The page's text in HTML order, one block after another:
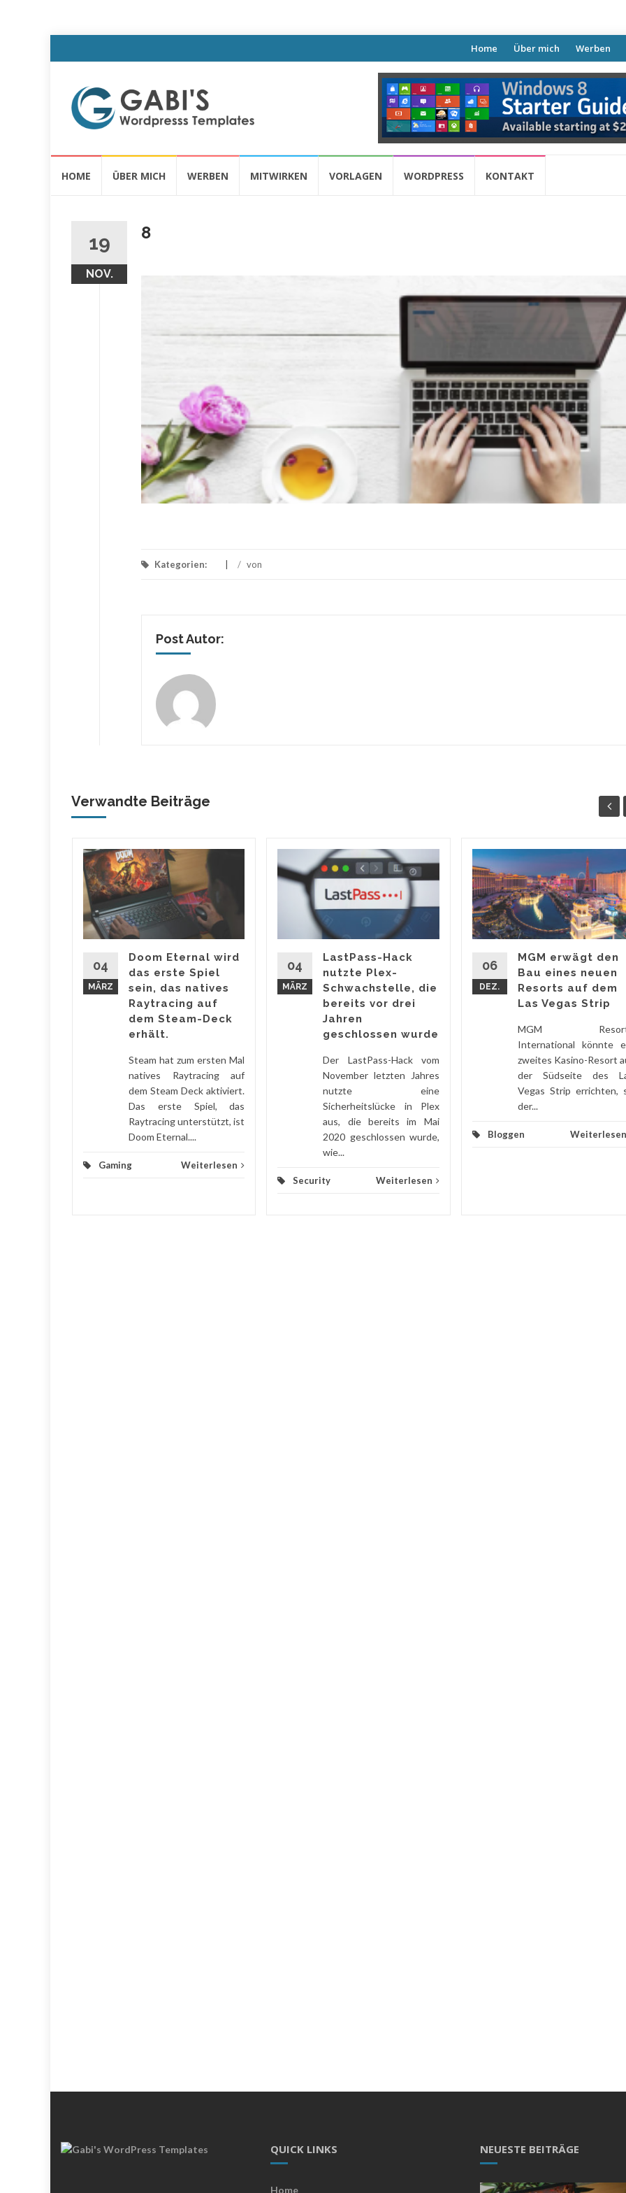
Skip
to
content
Home Über mich Werben
HOME ÜBER MICH WERBEN MITWIRKEN VORLAGEN WORDPRESS KONTAKT
19
NOV.
8
Kategorien: / von
Post Autor:
Verwandte Beiträge
04
MÄRZ
Doom Eternal wird
das erste Spiel
sein, das natives
Raytracing auf
dem Steam-Deck
erhält.
Steam hat zum ersten Mal
natives Raytracing auf
dem Steam Deck aktiviert.
Das erste Spiel, das
Raytracing unterstützt, ist
Doom Eternal....
Gaming Weiterlesen
04
MÄRZ
LastPass-Hack
nutzte Plex-
Schwachstelle, die
bereits vor drei
Jahren
geschlossen wurde
Der LastPass-Hack vom
November letzten Jahres
nutzte eine
Sicherheitslücke in Plex
aus, die bereits im Mai
2020 geschlossen wurde,
wie...
Security Weiterlesen
06
DEZ.
MGM erwägt den
Bau eines neuen
Resorts auf dem
Las Vegas Strip
MGM
International könnte
zweites Kasino-Resort
der Südseite des
Vegas Strip errichten,
der...
Bloggen Weiterlesen
QUICK LINKS
Home
NEUESTE BEITRÄGE